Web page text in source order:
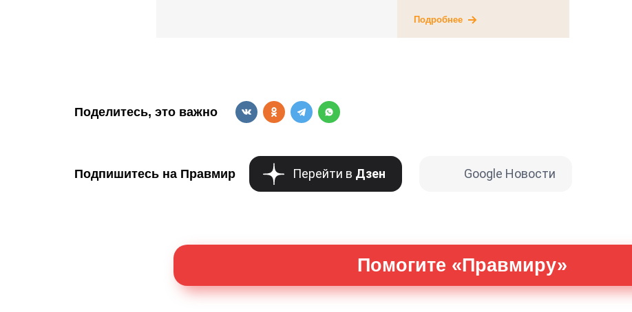
Подробнее
Поделитесь, это важно
Подпишитесь на Правмир Перейти в Дзен Google Новости
Помогите «Правмиру»